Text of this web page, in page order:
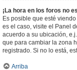
¡La hora en los foros no
Es posible que esté
es el caso, visite el Panel
acuerdo a su ubicación,
que para cambiar la zona
registrado. Si no lo está,
Arriba